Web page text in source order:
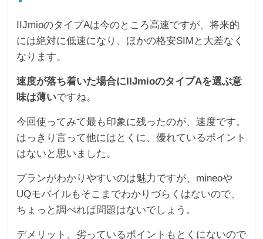
IIJmioのタイプAは今のところ高速ですが、将来的
には絶対に低速になり、ほかの格安SIMと大差なく
なります。
速度が落ち着いた場合にIIJmioのタイプAを選ぶ意
味は薄いですね。
今回使ってみて最も印象に残ったのが、速度です。
はっきり言って他にはとくに、優れているポイント
はないと思いました。
プランがわかりやすいのは魅力ですが、mineoや
UQモバイルもそこまでわかりづらくはないので、
ちょっと調べれば問題はないでしょう。
デメリット、劣っているポイントもとくにないので